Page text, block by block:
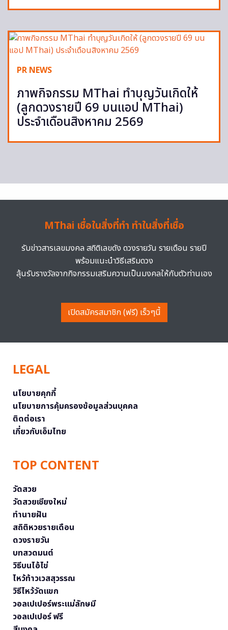
PR NEWS
ภาพกิจกรรม MThai ทำบุญวันเกิดให้
(ลูกดวงรายปี 69 บนแอป MThai)
ประจำเดือนสิงหาคม 2569
MThai เชื่อในสิ่งที่ทำ ทำในสิ่งที่เชื่อ
รับข่าวสารเลขมงคล สถิติเลขดัง ดวงรายวัน รายเดือน รายปี
พร้อมแนะนำวิธีเสริมดวง
ลุ้นรับรางวัลจากกิจกรรมเสริมความเป็นมงคลให้กับตัวท่านเอง
เปิดสมัครสมาชิก (ฟรี) เร็วๆนี้
LEGAL
นโยบายคุกกี้
นโยบายการคุ้มครองข้อมูลส่วนบุคคล
ติดต่อเรา
เกี่ยวกับเอ็มไทย
TOP CONTENT
วัดสวย
วัดสวยเชียงใหม่
ทำนายฝัน
สถิติหวยรายเดือน
ดวงรายวัน
บทสวดมนต์
วิธีบนไอ้ไข่
ไหว้ท้าวเวสสุวรรณ
วิธีไหว้วัดแขก
วอลเปเปอร์พระแม่ลักษมี
วอลเปเปอร์ ฟรี